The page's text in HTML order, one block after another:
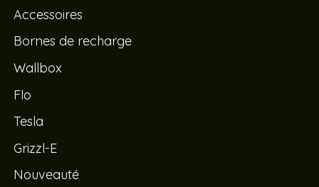
Accessoires
Bornes de recharge
Wallbox
Flo
Tesla
Grizzl-E
Nouveauté